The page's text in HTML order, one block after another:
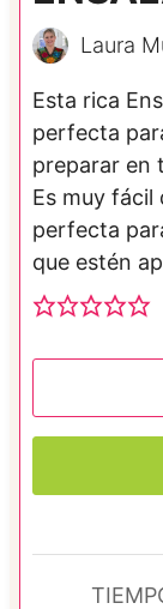
Laura
Esta rica
perfecta
preparar en
Es muy fácil
perfecta
que estén